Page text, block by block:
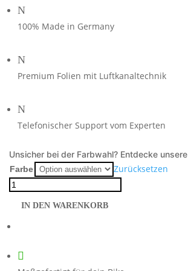
N
100% Made in Germany
N
Premium Folien mit Luftkanaltechnik
N
Telefonischer Support vom Experten
Unsicher bei der Farbwahl? Entdecke unsere
Farbe
Zurücksetzen
Multistrada
orange
auf
Maschine
Menge
IN DEN WARENKORB
